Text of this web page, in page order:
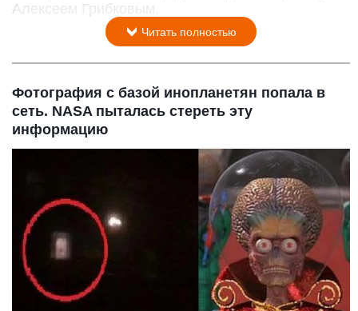
Алексеем Грибковым.
Читать полностью
Фотография с базой инопланетян попала в
сеть. NASA пыталась стереть эту
информацию